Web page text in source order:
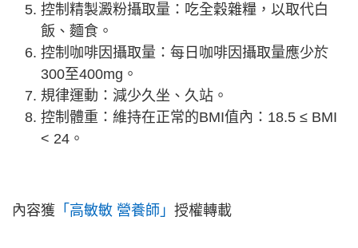
控制精製澱粉攝取量：吃全穀雜糧，以取代白
飯、麵食。
控制咖啡因攝取量：每日咖啡因攝取量應少於
300至400mg。
規律運動：減少久坐、久站。
控制體重：維持在正常的BMI值內：18.5 ≤ BMI
< 24。
內容獲 「高敏敏 營養師」 授權轉載